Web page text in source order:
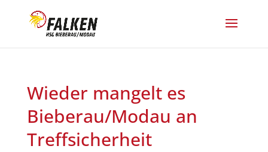
Wieder mangelt es
Bieberau/Modau an
Treffsicherheit